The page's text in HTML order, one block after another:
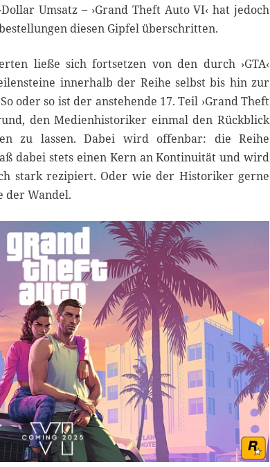
Umsatz – ›Grand Theft Auto VI‹ hat jedoch
diesen Gipfel überschritten.
ließe sich fortsetzen von den durch ›GTA‹
innerhalb der Reihe selbst bis hin zur
oder so ist der anstehende 17. Teil ›Grand Theft
den Medienhistoriker einmal den Rückblick
zu lassen. Dabei wird offenbar: die Reihe
dabei stets einen Kern an Kontinuität und wird
stark rezipiert. Oder wie der Historiker gerne
der Wandel.